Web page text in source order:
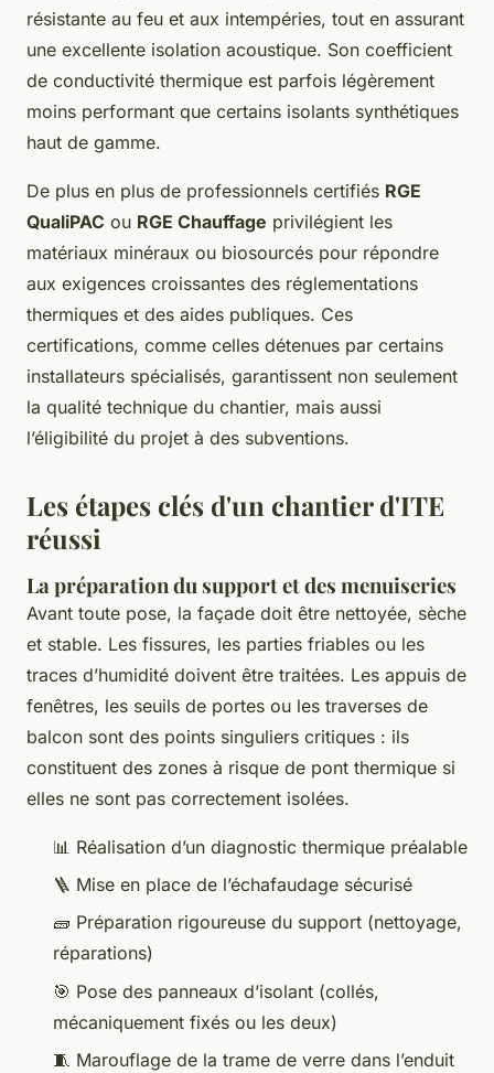
résistante au feu et aux intempéries, tout en assurant
une excellente isolation acoustique. Son coefficient
de conductivité thermique est parfois légèrement
moins performant que certains isolants synthétiques
haut de gamme.
De plus en plus de professionnels certifiés RGE
QualiPAC ou RGE Chauffage privilégient les
matériaux minéraux ou biosourcés pour répondre
aux exigences croissantes des réglementations
thermiques et des aides publiques. Ces
certifications, comme celles détenues par certains
installateurs spécialisés, garantissent non seulement
la qualité technique du chantier, mais aussi
l’éligibilité du projet à des subventions.
Les étapes clés d'un chantier d'ITE
réussi
La préparation du support et des menuiseries
Avant toute pose, la façade doit être nettoyée, sèche
et stable. Les fissures, les parties friables ou les
traces d’humidité doivent être traitées. Les appuis de
fenêtres, les seuils de portes ou les traverses de
balcon sont des points singuliers critiques : ils
constituent des zones à risque de pont thermique si
elles ne sont pas correctement isolées.
📊 Réalisation d’un diagnostic thermique préalable
🪜 Mise en place de l’échafaudage sécurisé
🧱 Préparation rigoureuse du support (nettoyage,
réparations)
🎯 Pose des panneaux d’isolant (collés,
mécaniquement fixés ou les deux)
🧵 Marouflage de la trame de verre dans l’enduit